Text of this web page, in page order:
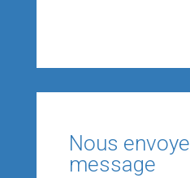
Nous
message